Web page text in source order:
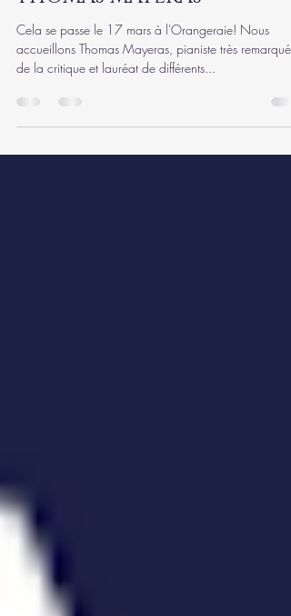
SOON SOON SOON ! LE TRIO
THOMAS MAYERAS
Cela se passe le 17 mars à l'Orangeraie! Nous
de la critique et lauréat de différents...